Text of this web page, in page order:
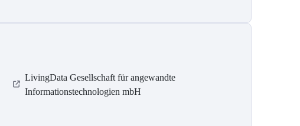
LivingData Gesellschaft für angewandte
Informationstechnologien mbH